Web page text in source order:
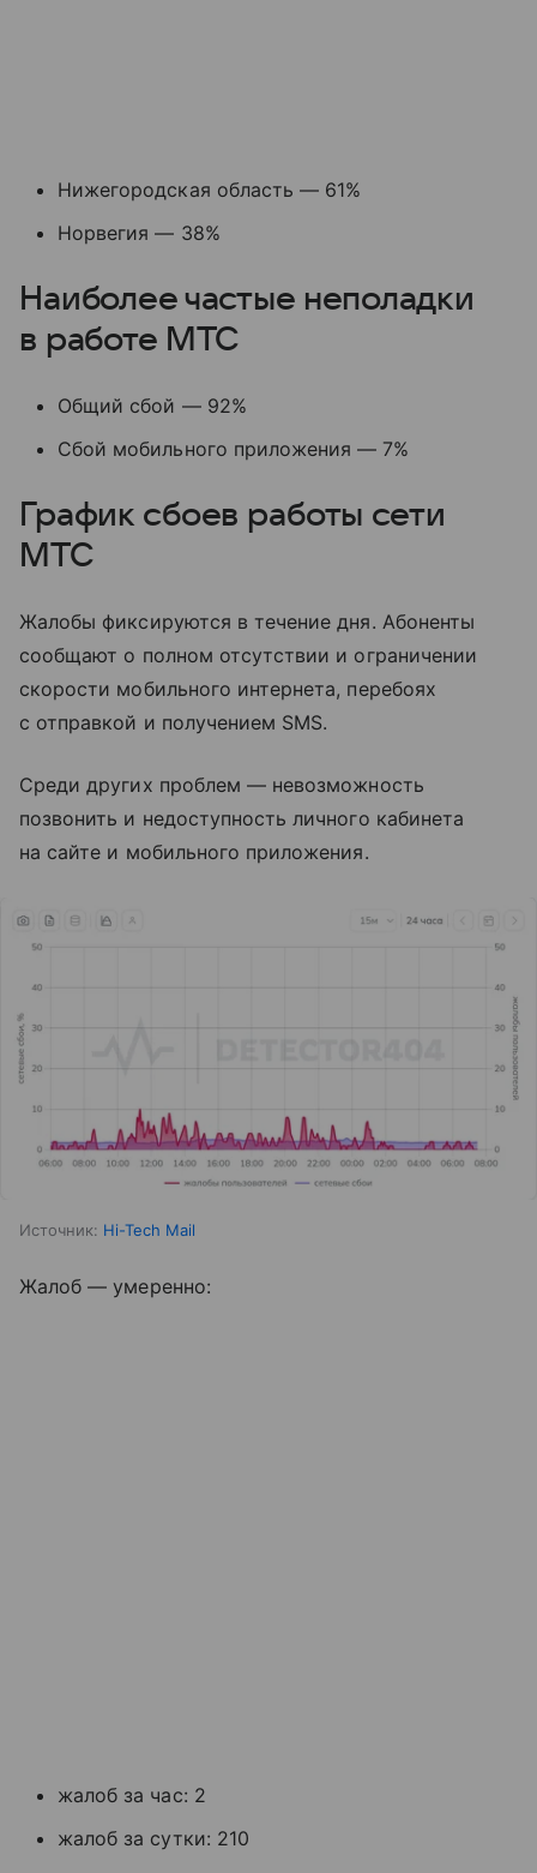
Нижегородская область — 61%
Норвегия — 38%
Наиболее частые неполадки
в работе МТС
Общий сбой — 92%
Сбой мобильного приложения — 7%
График сбоев работы сети
МТС
Жалобы фиксируются в течение дня. Абоненты
сообщают о полном отсутствии и ограничении
скорости мобильного интернета, перебоях
с отправкой и получением SMS.
Среди других проблем — невозможность
позвонить и недоступность личного кабинета
на сайте и мобильного приложения.
Источник: Hi-Tech Mail
Жалоб — умеренно:
жалоб за час: 2
жалоб за сутки: 210